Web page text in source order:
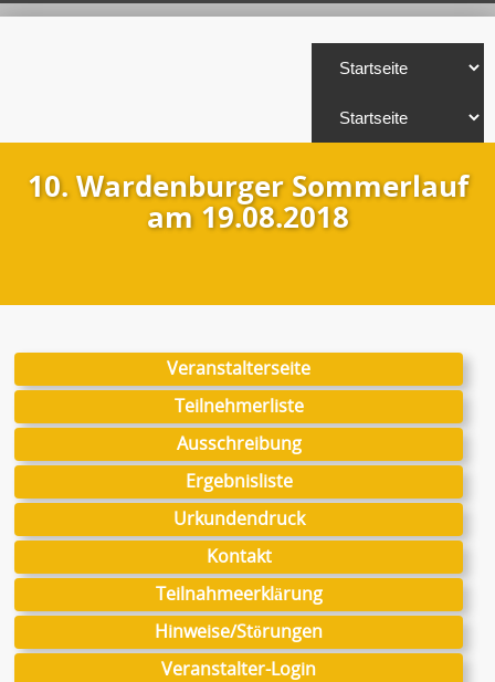
10. Wardenburger Sommerlauf
am 19.08.2018
Veranstalterseite
Teilnehmerliste
Ausschreibung
Ergebnisliste
Urkundendruck
Kontakt
Teilnahmeerklärung
Hinweise/Störungen
Veranstalter-Login